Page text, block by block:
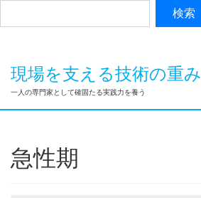
現場を支える技術の重み
一人の専門家として確固たる実践力を養う
急性期